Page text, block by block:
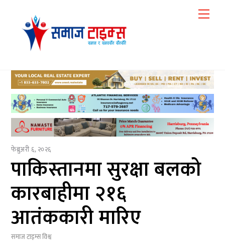
content
फेब्रुअरी ६, २०२६
पाकिस्तानमा सुरक्षा बलको
कारबाहीमा २१६
आतंककारी मारिए
समाज टाइम्सविश्व